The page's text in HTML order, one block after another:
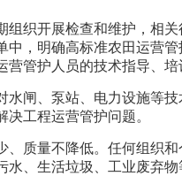
织开展检查和维护，相
，明确高标准农田运营
管护人员的技术指导、培
闸、泵站、电力设施等
工程运营管护问题。
质量不降低。任何组织
、生活垃圾、工业废弃物